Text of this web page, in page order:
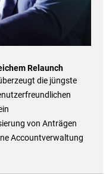
Relaunch
die jüngste
von Anträgen
Accountverwaltung